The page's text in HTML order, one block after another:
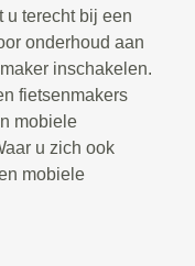
u terecht bij een
onderhoud aan
inschakelen.
fietsenmakers
mobiele
u zich ook
mobiele